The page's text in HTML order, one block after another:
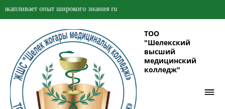
опыт широкого знания ru
ТОО
"Шелекский
высший
медицинский
колледж"